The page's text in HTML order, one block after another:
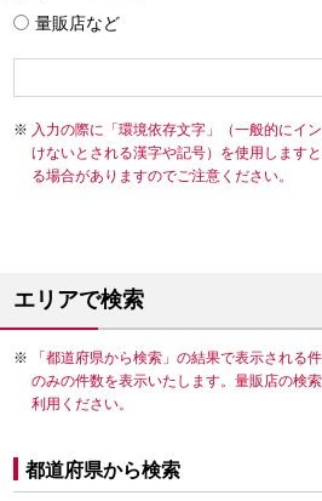
量販店など
入力の際に「環境依存文字」（一般的にイ
けないとされる漢字や記号）を使用します
る場合がありますのでご注意ください。
エリアで検索
「都道府県から検索」の結果で表示される
のみの件数を表示いたします。量販店の検
利用ください。
都道府県から検索